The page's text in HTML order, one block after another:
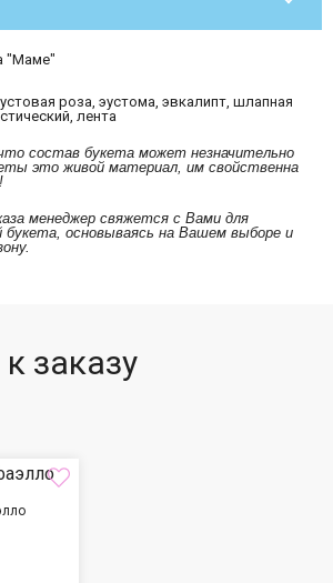
"Маме"
роза, эустома, эвкалипт, шлапная
лента
состав букета может незначительно
это живой материал, им свойственна
менеджер свяжется с Вами для
букета, основываясь на Вашем выборе и
заказу